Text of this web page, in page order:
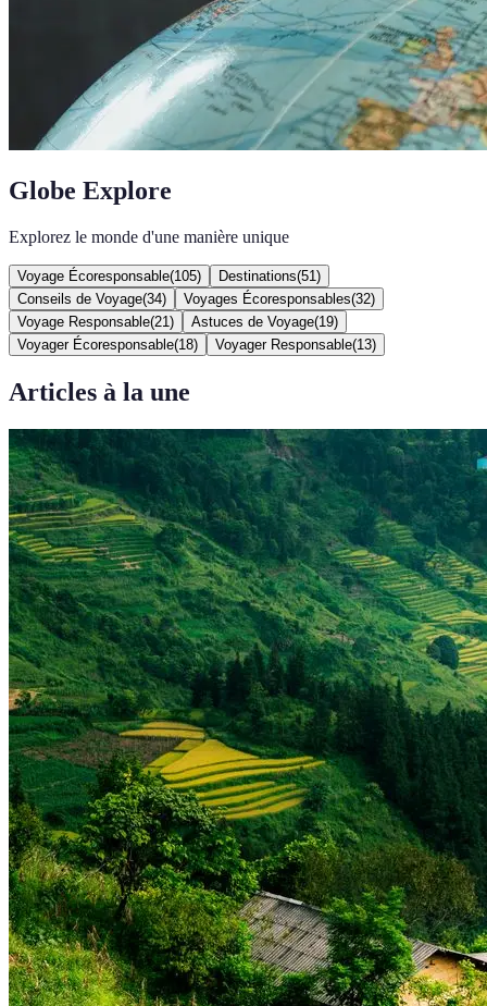
Globe Explore
Explorez le monde d'une manière unique
Voyage Écoresponsable(105) Destinations(51 )
Conseils de Voyage(34) Voyages Écoresponsables(32)
Voyage Responsable(21 ) Astuces de Voyage(19)
Voyager Écoresponsable(18) Voyager Responsable(13)
Articles à la une